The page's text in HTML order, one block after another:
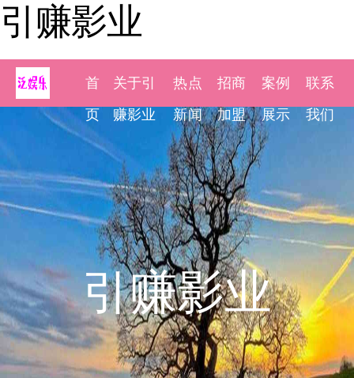
引赚影业
首
页
关于引
赚影业
热点
新闻
招商
加盟
案例
展示
联系
我们
引赚影业